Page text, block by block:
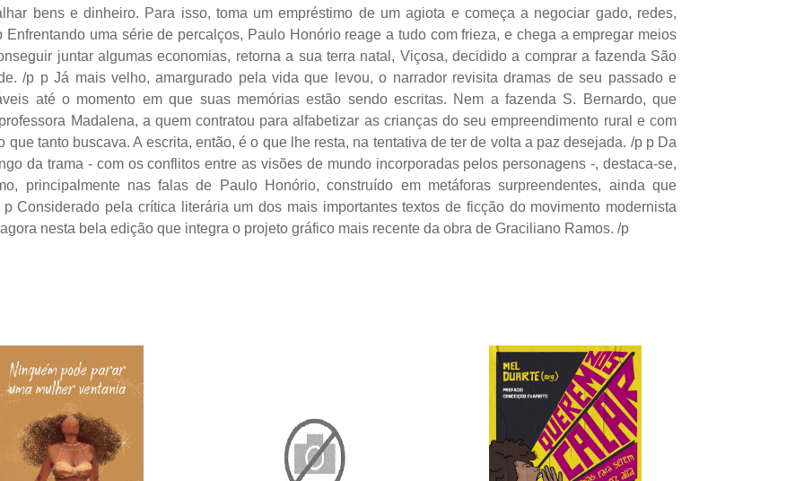
bens e dinheiro. Para isso, toma um empréstimo de um agiota e começa a negociar gado, redes,
uma série de percalços, Paulo Honório reage a tudo com frieza, e chega a empregar meios
juntar algumas economias, retorna a sua terra natal, Viçosa, decidido a comprar a fazenda São
/p p Já mais velho, amargurado pela vida que levou, o narrador revisita dramas de seu passado e
até o momento em que suas memórias estão sendo escritas. Nem a fazenda S. Bernardo, que
Madalena, a quem contratou para alfabetizar as crianças do seu empreendimento rural e com
tanto buscava. A escrita, então, é o que lhe resta, na tentativa de ter de volta a paz desejada. /p p Da
da trama - com os conflitos entre as visões de mundo incorporadas pelos personagens -, destaca-se,
principalmente nas falas de Paulo Honório, construído em metáforas surpreendentes, ainda que
Considerado pela crítica literária um dos mais importantes textos de ficção do movimento modernista
nesta bela edição que integra o projeto gráfico mais recente da obra de Graciliano Ramos. /p